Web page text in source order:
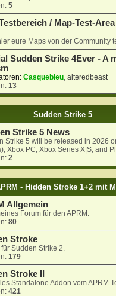
5
/ Map-Test-
eure Maps von der Community
Sudden Strike 4Ever - A
Casquebleu,alteredbeast
13
Sudden Strike 5
Strike 5 News
Strike 5 will be released in 2026
Xbox PC, Xbox Series X|S, and
2
- Hidden Stroke 1+2 mit
Allgemein
Forum für den APRM.
80
Stroke
Sudden Strike 2.
179
Stroke II
Standalone Addon vom APRM
421